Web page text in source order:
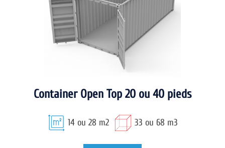
Container Open Top 20 ou 40 pieds
14 ou 28 m2 33 ou 68 m3